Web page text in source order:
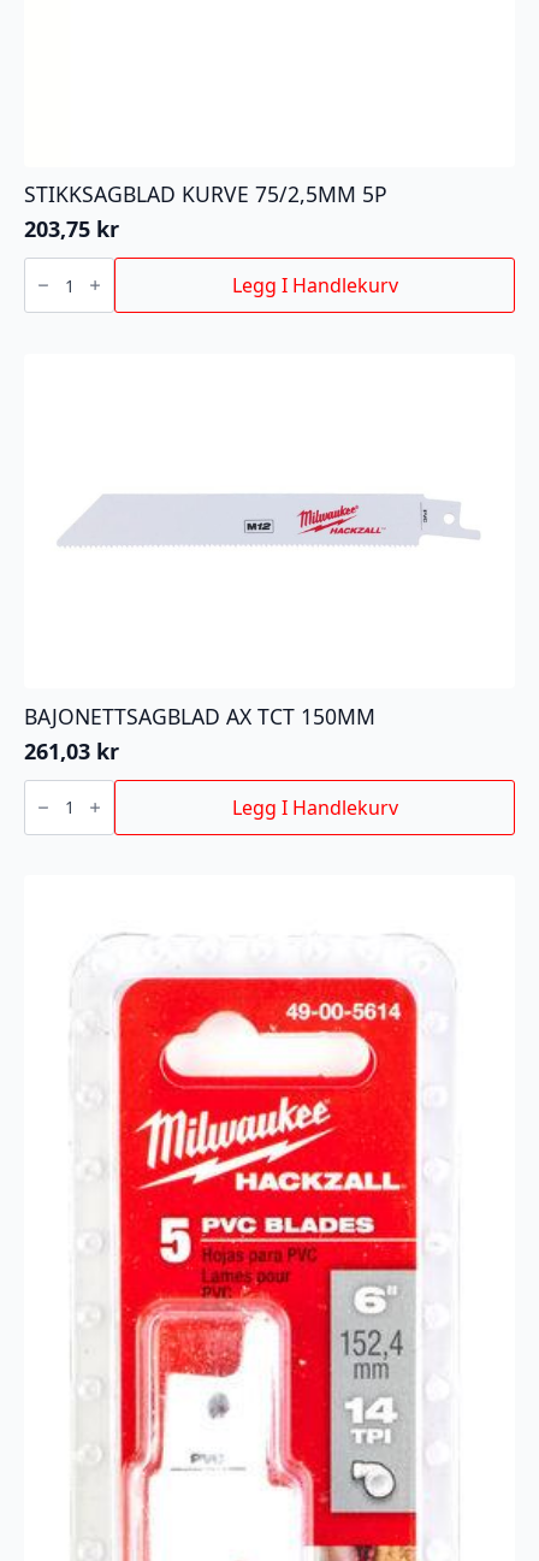
STIKKSAGBLAD KURVE 75/2,5MM 5P
203,75 kr
STIKKSAGBLAD
KURVE
75/2,5MM
5P
Legg I Handlekurv
BAJONETTSAGBLAD AX TCT 150MM
261,03 kr
BAJONETTSAGBLAD
AX
150MM
Legg I Handlekurv